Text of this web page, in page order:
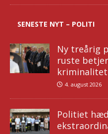
SENESTE NYT – POLITI
Ny treårig
ruste
kriminalitet
4. august 2026
Politiet